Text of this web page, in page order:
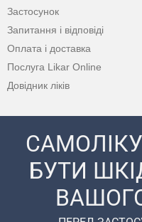
Застосунок
Запитання і відповіді
Оплата і доставка
Послуга Likar Online
Довідник ліків
БУТИ